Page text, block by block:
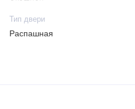
Тип двери
Распашная